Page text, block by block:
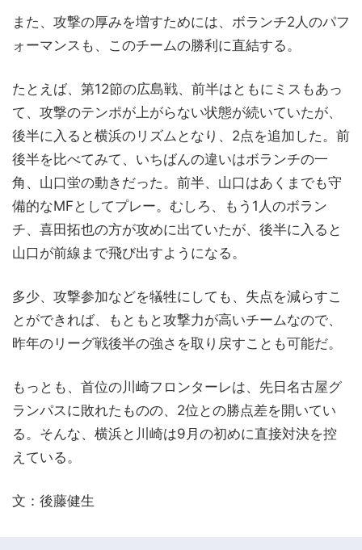
また、攻撃の厚みを増すためには、ボランチ2人のパフ
ォーマンスも、このチームの勝利に直結する。
たとえば、第12節の広島戦、前半はともにミスもあっ
て、攻撃のテンポが上がらない状態が続いていたが、
後半に入ると横浜のリズムとなり、2点を追加した。前
後半を比べてみて、いちばんの違いはボランチの一
角、山口蛍の動きだった。前半、山口はあくまでも守
備的なMFとしてプレー。むしろ、もう1人のボラン
チ、喜田拓也の方が攻めに出ていたが、後半に入ると
山口が前線まで飛び出すようになる。
多少、攻撃参加などを犠牲にしても、失点を減らすこ
とができれば、もともと攻撃力が高いチームなので、
昨年のリーグ戦後半の強さを取り戻すことも可能だ。
もっとも、首位の川崎フロンターレは、先日名古屋グ
ランパスに敗れたものの、2位との勝点差を開いてい
る。そんな、横浜と川崎は9月の初めに直接対決を控
えている。
文：後藤健生